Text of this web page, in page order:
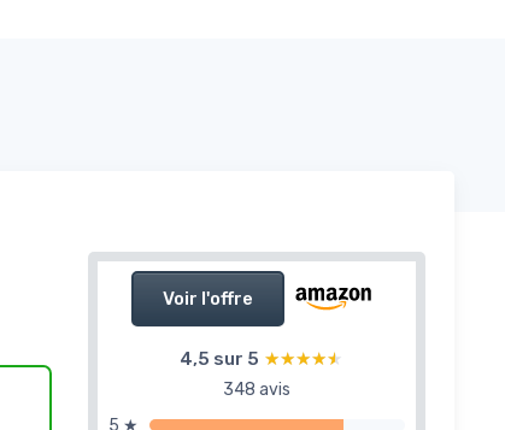
Voir l'offre
4,5 sur 5 ★★★★★
★★★★★
348 avis